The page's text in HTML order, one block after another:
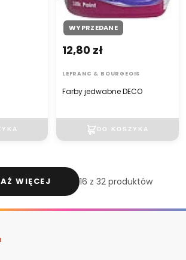
WYPRZEDANE
Farby jedwabne DECO
12,80 zł
LEFRANC & BOURGEOIS
WIĘCEJ 16 z 32 produktów